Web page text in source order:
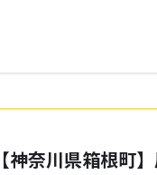
【神奈川県箱根町